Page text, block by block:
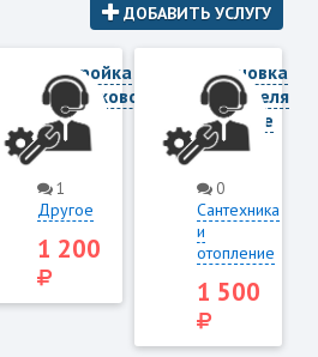
ДОБАВИТЬ УСЛУГУ
Настройка
спутникового
ТВ
1
Другое
1 200
Установка
смесителя
на кухне
0
Сантехника
и
отопление
1 500